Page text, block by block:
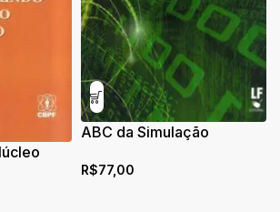
ABC da Simulação
R$77,00